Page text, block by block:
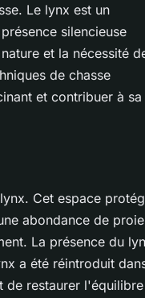
Le lynx est un
silencieuse
et la nécessité
de chasse
et contribuer à sa
Cet espace
abondance de
La présence du
a été réintroduit
de restaurer l'équilibre